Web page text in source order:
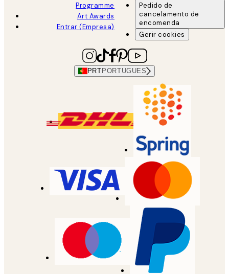
Programme
Art Awards
Entrar (Empresa)
Pedido de
cancelamento de
encomenda
Gerir cookies
PRT PORTUGUES